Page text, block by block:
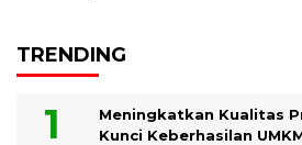
TRENDING
Meningkatkan Kualitas
Kunci Keberhasilan